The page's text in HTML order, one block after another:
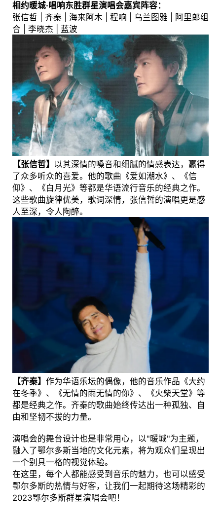
相约暖城·唱响东胜群星演唱会嘉宾阵容：
张信哲 | 齐秦 | 海来阿木 | 程响 | 乌兰图雅 | 阿里郎组
合 | 李晓杰 | 蓝波
【张信哲】 以其深情的嗓音和细腻的情感表达，赢得
了众多听众的喜爱。他的歌曲《爱如潮水》、《信
仰》、《白月光》等都是华语流行音乐的经典之作。
这些歌曲旋律优美，歌词深情，张信哲的演唱更是感
人至深，令人陶醉。
【齐秦】 作为华语乐坛的偶像，他的音乐作品《大约
在冬季》、《无情的雨无情的你》、《火柴天堂》等
都是经典之作。齐秦的歌曲始终传达出一种孤独、自
由和坚韧不拔的力量。
演唱会的舞台设计也是非常用心，以"暖城"为主题，
融入了鄂尔多斯当地的文化元素，将为观众们呈现出
一个别具一格的视觉体验。
在这里，每个人都能感受到音乐的魅力，也可以感受
鄂尔多斯的热情与好客，让我们一起期待这场精彩的
2023鄂尔多斯群星演唱会吧！